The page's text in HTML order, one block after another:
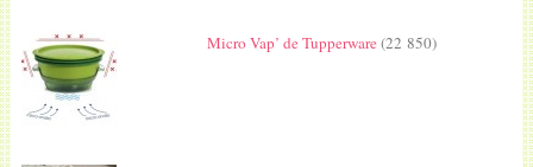
Micro Vap’ de Tupperware(22 850)